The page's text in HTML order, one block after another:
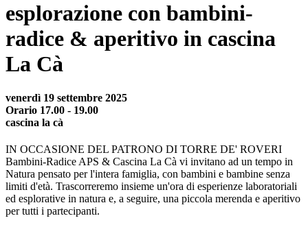
esplorazione con bambini-
radice & aperitivo in cascina
La Cà
venerdì 19 settembre 2025
Orario 17.00 - 19.00
cascina la cà
IN OCCASIONE DEL PATRONO DI TORRE DE' ROVERI
Bambini-Radice APS & Cascina La Cà vi invitano ad un tempo in
Natura pensato per l'intera famiglia, con bambini e bambine senza
limiti d'età. Trascorreremo insieme un'ora di esperienze laboratoriali
ed esplorative in natura e, a seguire, una piccola merenda e aperitivo
per tutti i partecipanti.